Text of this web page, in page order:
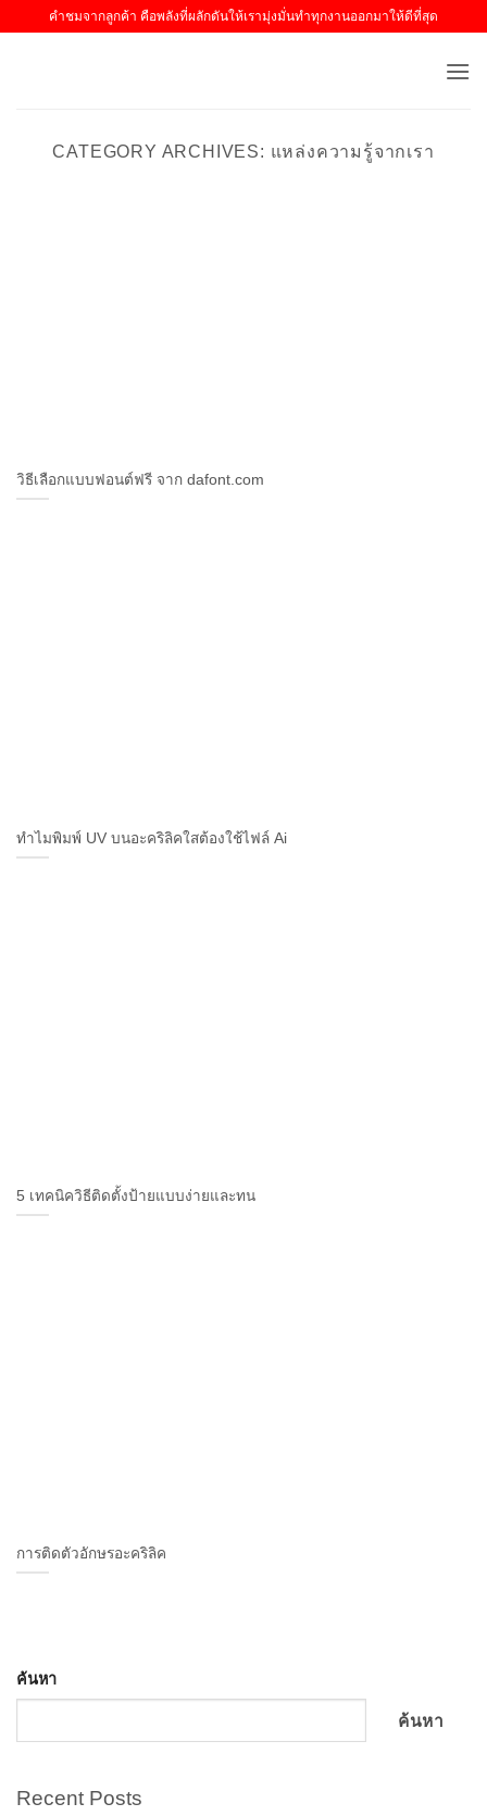
คำชมจากลูกค้า คือพลังที่ผลักดันให้เรามุ่งมั่นทำทุกงานออกมาให้ดีที่สุด
CATEGORY ARCHIVES: แหล่งความรู้จากเรา
วิธีเลือกแบบฟอนต์ฟรี จาก dafont.com
ทำไมพิมพ์ UV บนอะคริลิคใสต้องใช้ไฟล์ Ai
5 เทคนิควิธีติดตั้งป้ายแบบง่ายและทน
การติดตัวอักษรอะคริลิค
ค้นหา
ค้นหา
Recent Posts